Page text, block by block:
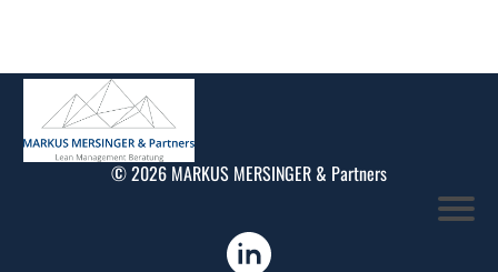
© 2026 MARKUS MERSINGER & Partners